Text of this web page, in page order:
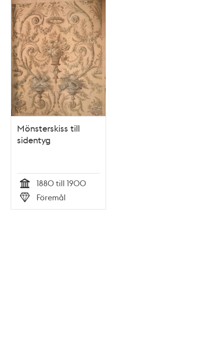
Mönsterskiss till
sidentyg
Tid
1880 till 1900
Typ
Föremål